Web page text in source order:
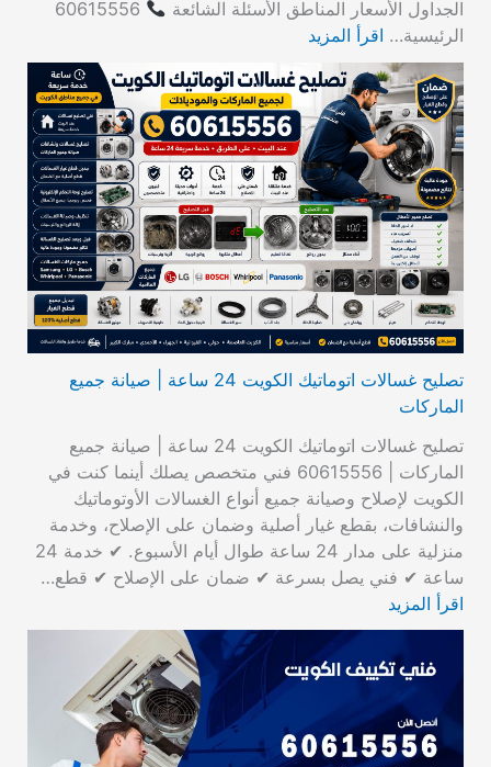
الجداول الأسعار المناطق الأسئلة الشائعة
60615556
الرئيسية… اقرأ المزيد
تصليح غسالات اتوماتيك الكويت 24 ساعة | صيانة جميع
الماركات
تصليح غسالات اتوماتيك الكويت 24 ساعة | صيانة جميع
الماركات | 60615556 فني متخصص يصلك أينما كنت في
الكويت لإصلاح وصيانة جميع أنواع الغسالات الأوتوماتيك
والنشافات، بقطع غيار أصلية وضمان على الإصلاح، وخدمة
منزلية على مدار 24 ساعة طوال أيام الأسبوع. ✔ خدمة 24
ساعة ✔ فني يصل بسرعة ✔ ضمان على الإصلاح ✔ قطع…
اقرأ المزيد